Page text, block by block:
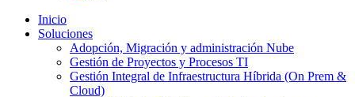
Inicio
Soluciones
Adopción, Migración y administración Nube
Gestión de Proyectos y Procesos TI
Gestión Integral de Infraestructura Híbrida (On Prem &
Cloud)